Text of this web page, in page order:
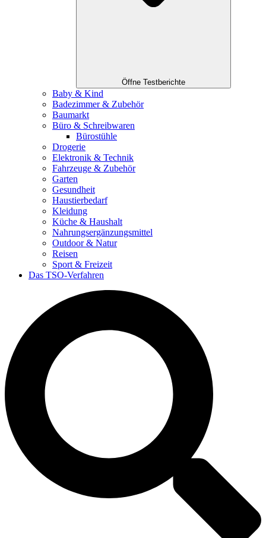
Öffne Testberichte
Baby & Kind
Badezimmer & Zubehör
Baumarkt
Büro & Schreibwaren
Bürostühle
Drogerie
Elektronik & Technik
Fahrzeuge & Zubehör
Garten
Gesundheit
Haustierbedarf
Kleidung
Küche & Haushalt
Nahrungsergänzungsmittel
Outdoor & Natur
Reisen
Sport & Freizeit
Das TSO-Verfahren